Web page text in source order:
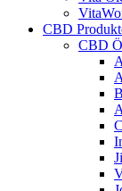
CBD
CBD